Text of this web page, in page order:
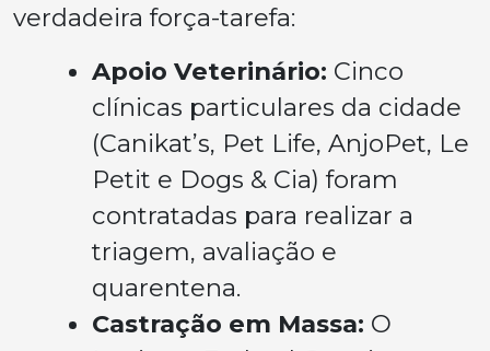
verdadeira força-tarefa:
Apoio Veterinário: Cinco
clínicas particulares da cidade
(Canikat’s, Pet Life, AnjoPet, Le
Petit e Dogs & Cia) foram
contratadas para realizar a
triagem, avaliação e
quarentena.
Castração em Massa: O